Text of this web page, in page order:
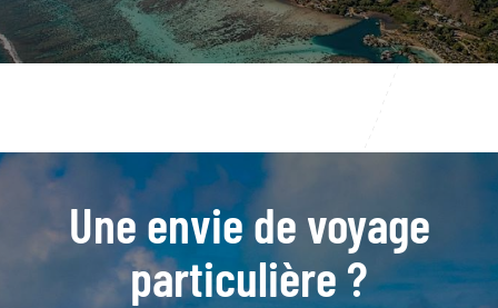
Une envie de voyage
particulière ?